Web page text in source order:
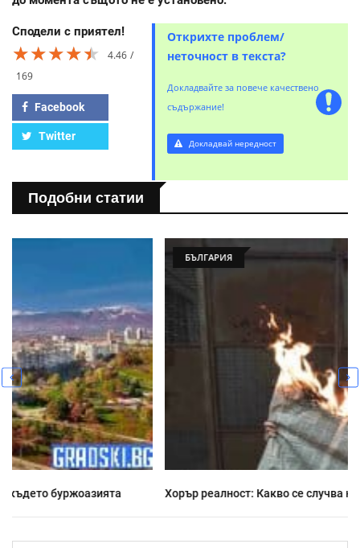
Сподели с приятел!
★★★★★
★★★★★
★★★★★
4.46
169
Facebook
Twitter
Открихте проблем/
неточност в текста?
Докладвайте за повече качествено
съдържание!
Докладвай нередност
Подобни статии
Хорър реалност: Какво се случва напоследък у нас